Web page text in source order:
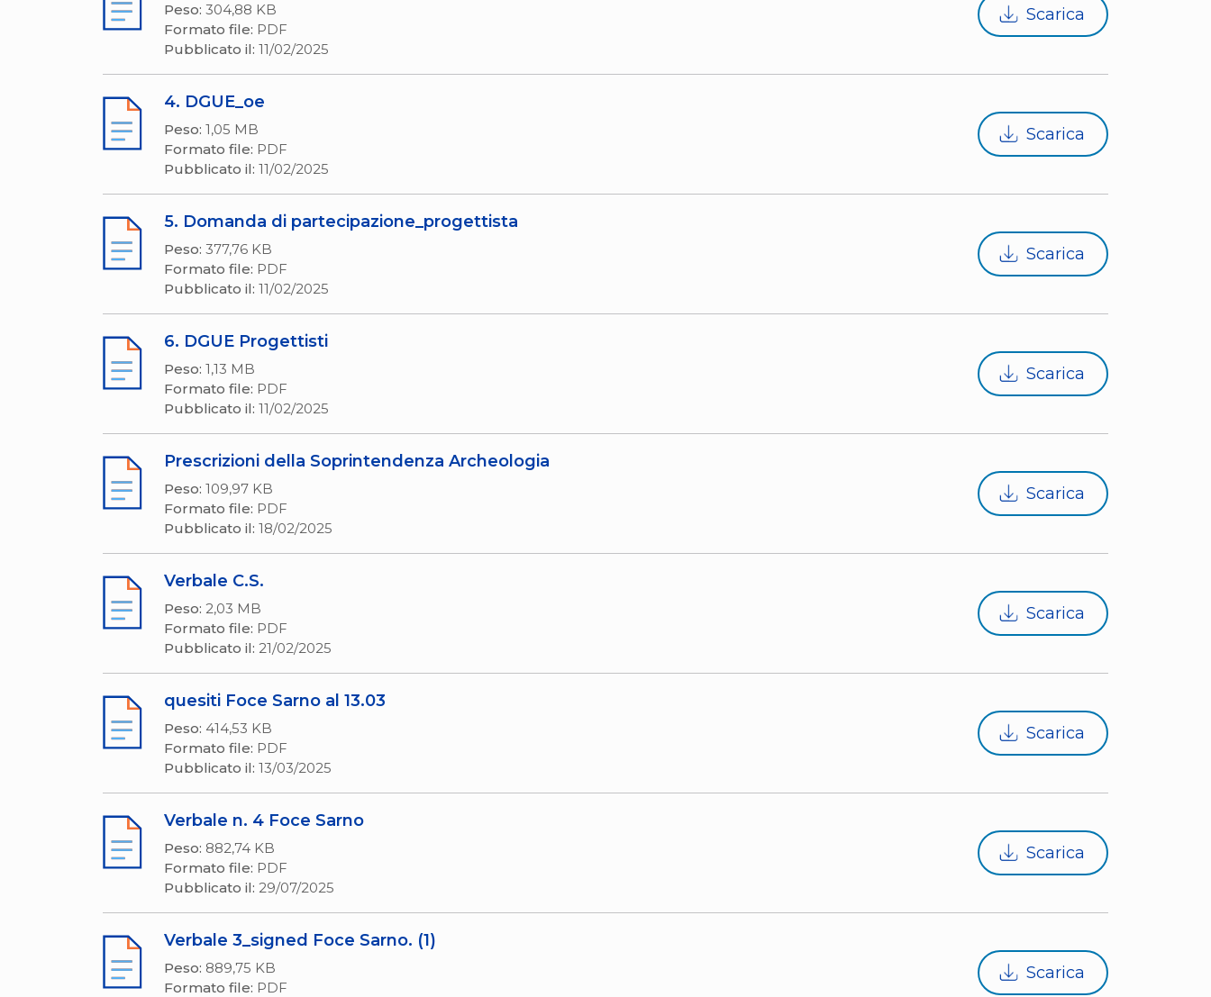
Peso: 304,88 KB
Formato file: PDF
Pubblicato il: 11/02/2025
Scarica
4. DGUE_oe
Peso: 1,05 MB
Formato file: PDF
Pubblicato il: 11/02/2025
Scarica
5. Domanda di partecipazione_progettista
Peso: 377,76 KB
Formato file: PDF
Pubblicato il: 11/02/2025
Scarica
6. DGUE Progettisti
Peso: 1,13 MB
Formato file: PDF
Pubblicato il: 11/02/2025
Scarica
Prescrizioni della Soprintendenza Archeologia
Peso: 109,97 KB
Formato file: PDF
Pubblicato il: 18/02/2025
Scarica
Verbale C.S.
Peso: 2,03 MB
Formato file: PDF
Pubblicato il: 21/02/2025
Scarica
quesiti Foce Sarno al 13.03
Peso: 414,53 KB
Formato file: PDF
Pubblicato il: 13/03/2025
Scarica
Verbale n. 4 Foce Sarno
Peso: 882,74 KB
Formato file: PDF
Pubblicato il: 29/07/2025
Scarica
Verbale 3_signed Foce Sarno. (1)
Peso: 889,75 KB
Formato file: PDF
Scarica